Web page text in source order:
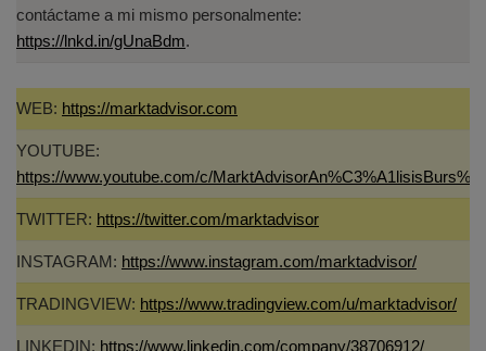
contáctame a mi mismo personalmente:
https://lnkd.in/gUnaBdm.
WEB: https://marktadvisor.com
YOUTUBE:
https://www.youtube.com/c/
TWITTER: https://twitter.com/marktadvisor
INSTAGRAM: https://www.instagram.com/marktadvisor/
TRADINGVIEW: https://www.tradingview.com/u/marktadvisor/
LINKEDIN: https://www.linkedin.com/company/38706912/